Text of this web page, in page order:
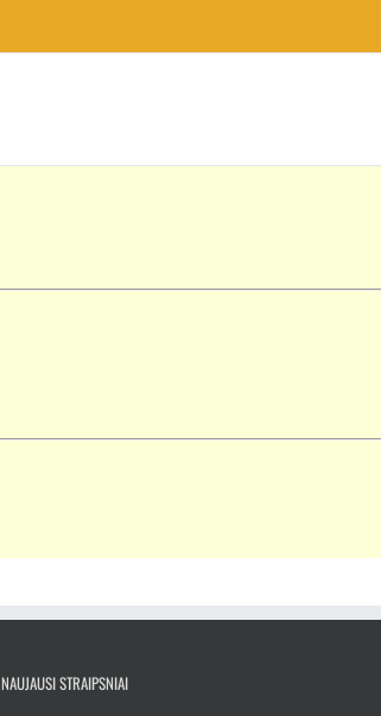
NAUJAUSI STRAIPSNIAI